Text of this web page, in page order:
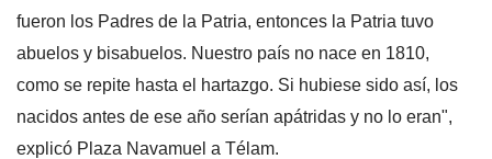
fueron los Padres de la Patria, entonces la Patria tuvo
abuelos y bisabuelos. Nuestro país no nace en 1810,
como se repite hasta el hartazgo. Si hubiese sido así, los
nacidos antes de ese año serían apátridas y no lo eran",
explicó Plaza Navamuel a Télam.